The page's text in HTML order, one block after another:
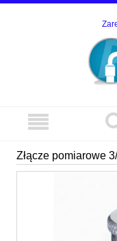
Złącze pomiarowe